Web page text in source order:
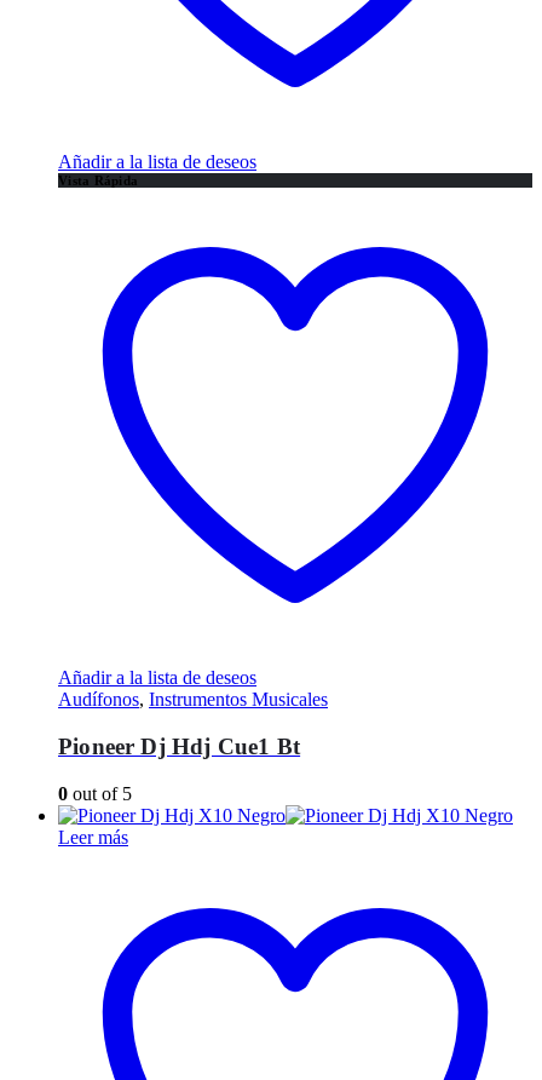
Añadir a la lista de deseos
Vista Rápida
Añadir a la lista de deseos
Audífonos, Instrumentos Musicales
Pioneer Dj Hdj Cue1 Bt
0 out of 5
Leer más